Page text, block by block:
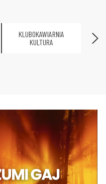
KLUBOKAWIARNIA
KULTURA